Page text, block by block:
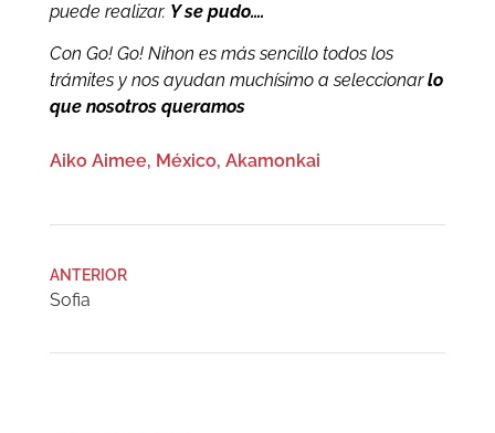
puede realizar. Y se pudo….
Con Go! Go! Nihon es más sencillo todos los
trámites y nos ayudan muchísimo a seleccionarlo
que nosotros queramos
Aiko Aimee, México, Akamonkai
ANTERIOR
Sofia